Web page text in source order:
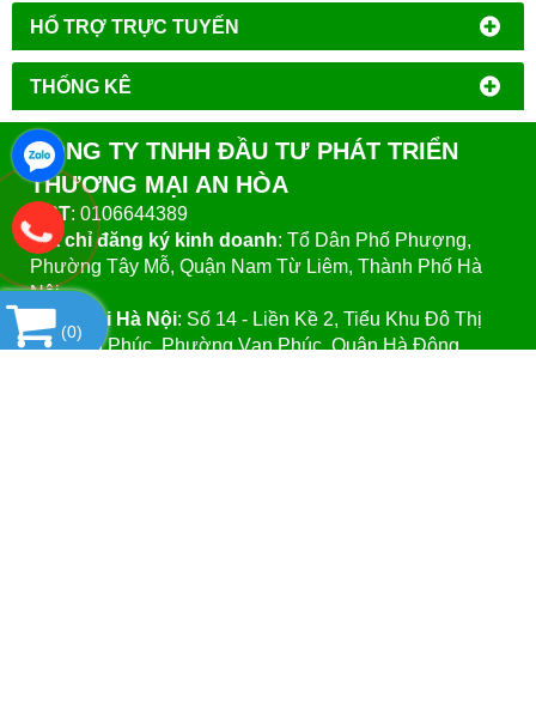
HỔ TRỢ TRỰC TUYẾN
THỐNG KÊ
CÔNG TY TNHH ĐẦU TƯ PHÁT TRIỂN
THƯƠNG MẠI AN HÒA
MST: 0106644389
Địa chỉ đăng ký kinh doanh: Tổ Dân Phố Phượng,
Phường Tây Mỗ, Quận Nam Từ Liêm, Thành Phố Hà
Nội.
VPGD tại Hà Nội: Số 14 - Liền Kề 2, Tiểu Khu Đô Thị
Mới Vạn Phúc, Phường Vạn Phúc, Quận Hà Đông,
(0)